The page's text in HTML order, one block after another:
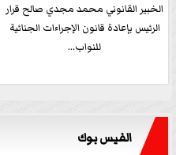
الخبير القانوني محمد مجدي صالح قرار
الرئيس بإعادة قانون الإجراءات الجنائية
للنواب...
الفيس بوك